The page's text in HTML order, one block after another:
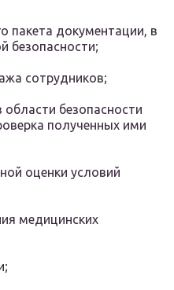
пакета документации, в
безопасности;
сотрудников;
области безопасности
полученных ими
оценки условий
медицинских